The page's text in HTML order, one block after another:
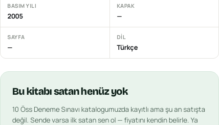
BASIM YILI
2005
KAPAK
—
SAYFA
—
DIL
Türkçe
Bu kitabısatan henüz yok
10 Öss Deneme Sınavı katalogumuzda kayıtlı ama şu an satışta
değil. Sende varsa ilk satan sen ol — fiyatını kendin belirle. Ya